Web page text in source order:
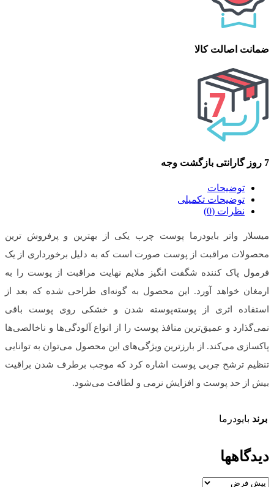
ضمانت اصالت کالا
7 روز گارانتی بازگشت وجه
توضیحات
توضیحات تکمیلی
نظرات (0)
میسلار واتر بایودرما پوست چرب یکی از بهترین و پرفروش ترین
محصولات مراقبت از پوست صورت است که به دلیل برخورداری از یک
فرمول پاک کننده شگفت انگیز ملایم نهایت مراقبت از پوست را به
ارمغان خواهد آورد. این محصول به گونه‌ای طراحی شده که بعد از
استفاده اثری از پوسته‌پوسته شدن و خشکی روی پوست باقی
نمی‌گذارد و عمیق‌ترین منافذ پوست را از انواع آلودگی‌ها و ناخالصی‌ها
پاکسازی می‌کند. از بارزترین ویژگی‌های این محصول می‌توان به توانایی
تنظیم ترشح چربی پوست اشاره کرد که موجب برطرف شدن براقیت
بیش از حد پوست و افزایش نرمی و لطافت می‌شود.
برند بایودرما
دیدگاهها